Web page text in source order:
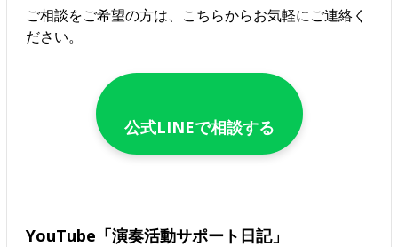
ご相談をご希望の方は、こちらからお気軽にご連絡く
ださい。
公式LINEで相談する
YouTube「演奏活動サポート日記」